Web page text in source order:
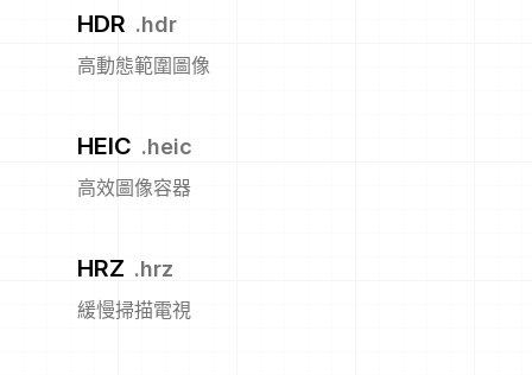
HDR .hdr
高動態範圍圖像
HEIC .heic
高效圖像容器
HRZ .hrz
緩慢掃描電視